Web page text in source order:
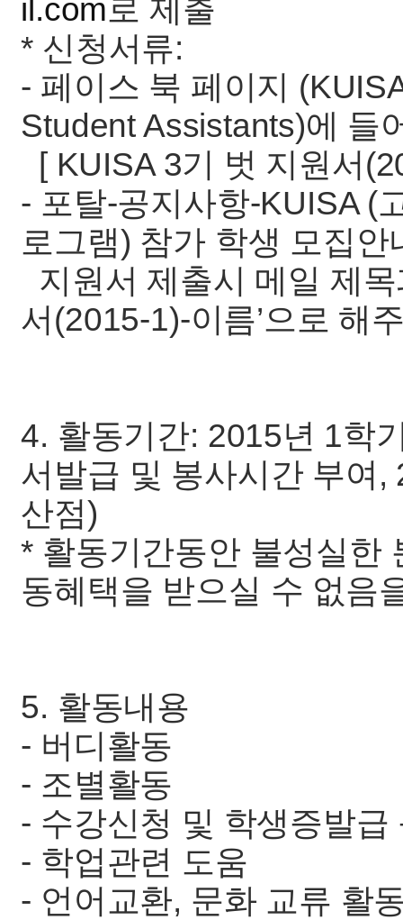
il.com로 제출
* 신청서류:
- 페이스 북 페이지
Student Assistants)에 들
[ KUISA 3기 벗 지원서
- 포탈-공지사항-KUISA (
로그램) 참가 학생 모집
지원서 제출시 메일 제
서(2015-1)-이름’으로 해
4. 활동기간: 2015년 1학
서발급 및 봉사시간 부여
산점)
* 활동기간동안 불성실한
동혜택을 받으실 수 없음
5. 활동내용
- 버디활동
- 조별활동
- 수강신청 및 학생증발급
- 학업관련 도움
- 언어교환, 문화 교류 활